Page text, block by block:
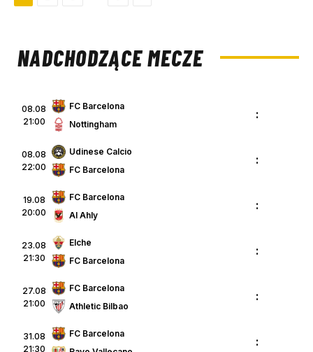
NADCHODZĄCE MECZE
08.08
21:00
FC Barcelona
Nottingham
:
08.08
22:00
Udinese Calcio
FC Barcelona
:
19.08
20:00
FC Barcelona
Al Ahly
:
23.08
21:30
Elche
FC Barcelona
:
27.08
21:00
FC Barcelona
Athletic Bilbao
:
31.08
21:30
FC Barcelona
: